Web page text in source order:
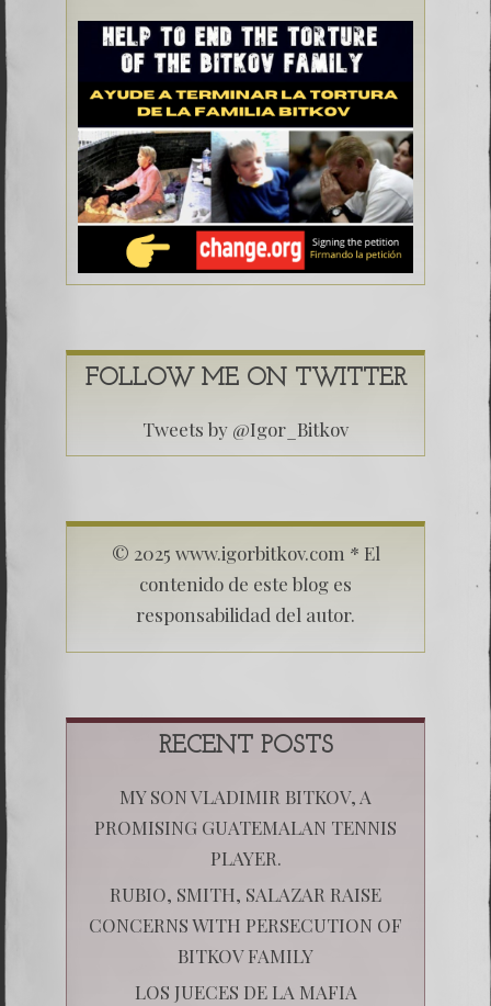
FOLLOW ME ON TWITTER
Tweets by @Igor_Bitkov
© 2025 www.igorbitkov.com * El
contenido de este blog es
responsabilidad del autor.
RECENT POSTS
MY SON VLADIMIR BITKOV, A
PROMISING GUATEMALAN TENNIS
PLAYER.
RUBIO, SMITH, SALAZAR RAISE
CONCERNS WITH PERSECUTION OF
BITKOV FAMILY
LOS JUECES DE LA MAFIA